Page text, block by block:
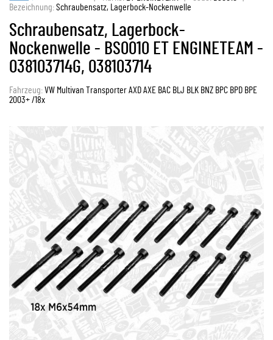
Bezeichnung:Schraubensatz, Lagerbock-Nockenwelle
Schraubensatz, Lagerbock-
Nockenwelle - BS0010 ET ENGINETEAM -
038103714G, 038103714
Fahrzeug:VW Multivan Transporter AXD AXE BAC BLJ BLK BNZ BPC BPD BPE
2003+ /18x